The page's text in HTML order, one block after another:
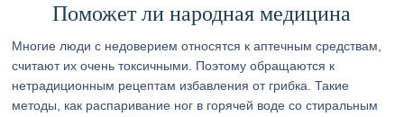
Поможет ли народная медицина
Многие люди с недоверием относятся к аптечным средствам,
считают их очень токсичными. Поэтому обращаются к
нетрадиционным рецептам избавления от грибка. Такие
методы, как распаривание ног в горячей воде со стиральным